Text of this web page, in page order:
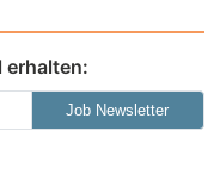
erhalten:
Job Newsletter